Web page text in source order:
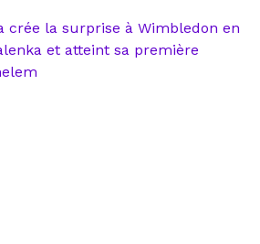
crée la surprise à Wimbledon en
et atteint sa première